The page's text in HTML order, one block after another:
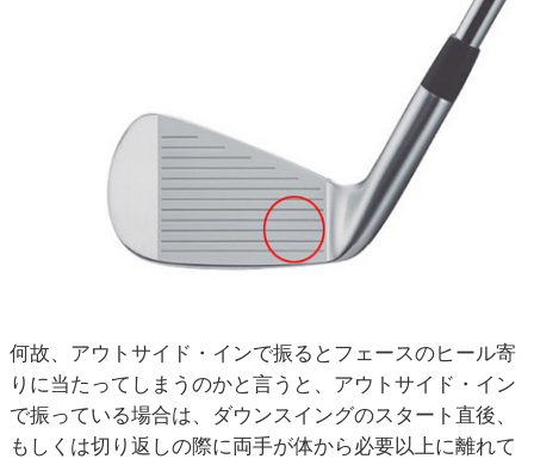
何故、アウトサイド・インで振るとフェースのヒール寄
りに当たってしまうのかと言うと、アウトサイド・イン
で振っている場合は、ダウンスイングのスタート直後、
もしくは切り返しの際に両手が体から必要以上に離れて